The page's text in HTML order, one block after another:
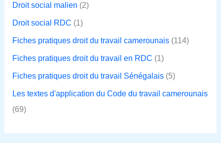
Droit social malien (2)
Droit social RDC (1)
Fiches pratiques droit du travail camerounais(114)
Fiches pratiques droit du travail en RDC (1)
Fiches pratiques droit du travail Sénégalais(5)
Les textes d'application du Code du travail camerounais
(69)